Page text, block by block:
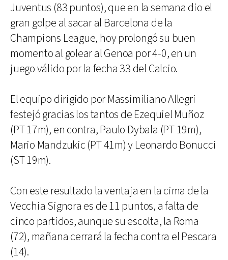
Juventus (83 puntos), que en la semana dio el
gran golpe al sacar al Barcelona de la
Champions League, hoy prolongó su buen
momento al golear al Genoa por 4-0, en un
juego válido por la fecha 33 del Calcio.
El equipo dirigido por Massimiliano Allegri
festejó gracias los tantos de Ezequiel Muñoz
(PT 17m), en contra, Paulo Dybala (PT 19m),
Mario Mandzukic (PT 41m) y Leonardo Bonucci
(ST 19m).
Con este resultado la ventaja en la cima de la
Vecchia Signora es de 11 puntos, a falta de
cinco partidos, aunque su escolta, la Roma
(72), mañana cerrará la fecha contra el Pescara
(14).